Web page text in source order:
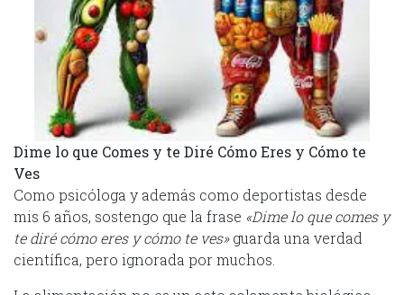
Dime lo que Comes y te Diré Cómo Eres y Cómo te
Ves
Como psicóloga y además como deportistas desde
mis 6 años, sostengo que la frase «Dime lo que comes y
te diré cómo eres y cómo te ves»guarda una verdad
científica, pero ignorada por muchos.